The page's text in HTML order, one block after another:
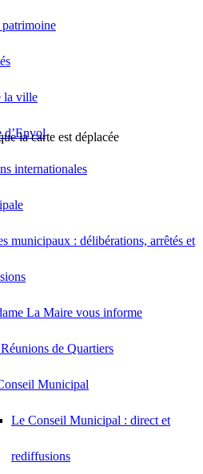
la ville
d’Envol
internationales
municipaux : délibérations, arrêtés et
La Maire vous informe
de Quartiers
Municipal
Le Conseil Municipal : direct et
rediffusions
la carte est déplacée